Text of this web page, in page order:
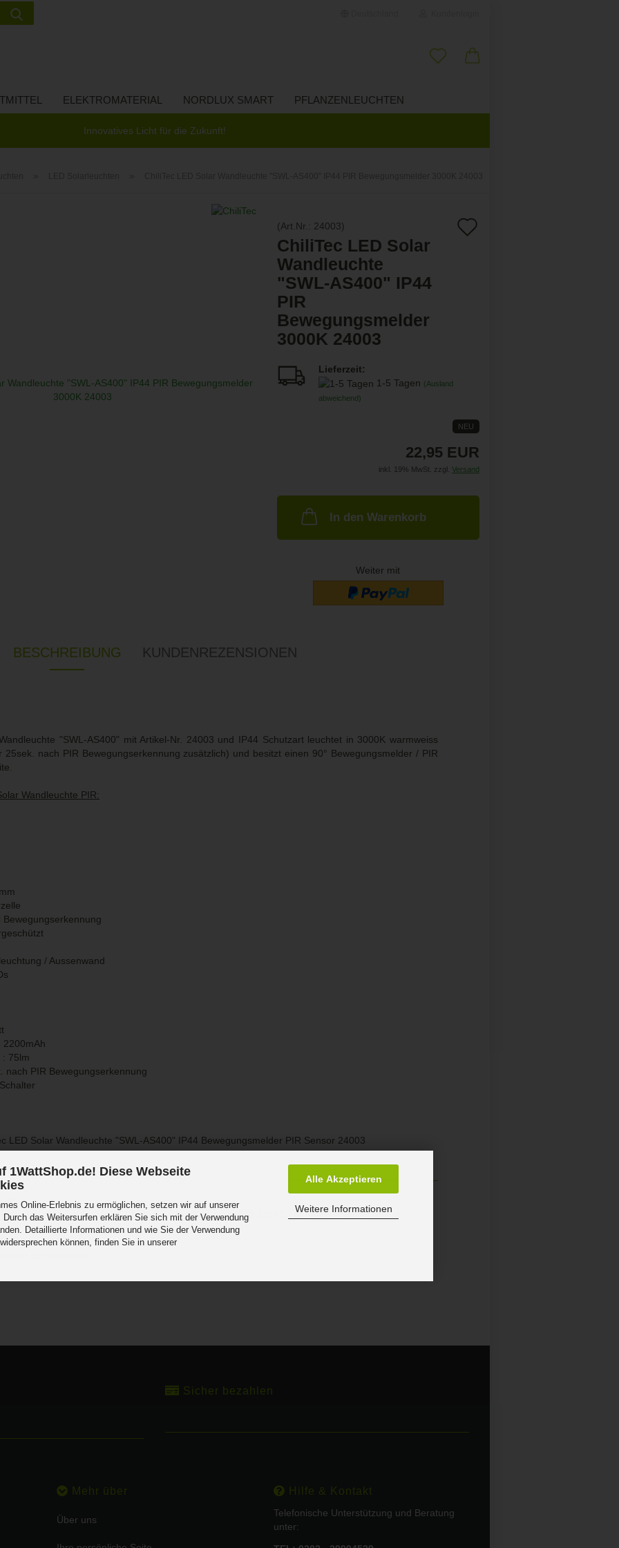
1WattShop.de! Diese Webseite
Online-Erlebnis zu ermöglichen, setzen wir auf unserer
das Weitersurfen erklären Sie sich mit der Verwendung
Detaillierte Informationen und wie Sie der Verwendung
können, finden Sie in unserer
Alle Akzeptieren
Weitere Informationen
Passwort vergessen?
Innovatives Licht für die Zukunft!
ELEKTROMATERIAL NORDLUX SMART PFLANZENLEUCHTEN
(Art.Nr.: 24003)
ChiliTec LED Solar
Wandleuchte
"SWL-AS400" IP44
PIR
Bewegungsmelder
3000K 24003
Lieferzeit:
1-5 Tagen (Ausland
abweichend)
NEU
22,95 EUR
inkl. 19% MwSt. zzgl. Versand
In den Warenkorb
Weiter mit
BESCHREIBUNG KUNDENREZENSIONEN
"SWL-AS400" mit Artikel-Nr. 24003 und IP44 Schutzart leuchtet in 3000K warmweiss
nach PIR Bewegungserkennung zusätzlich) und besitzt einen 90° Bewegungsmelder / PIR
Wandleuchte PIR:
/ Aussenwand
2200mAh
75lm
nach PIR Bewegungserkennung
LED Solar Wandleuchte "SWL-AS400" IP44 Bewegungsmelder PIR Sensor 24003
Chilitec GmbH Bäckerberg 12 38165 Lehre-Essenrode,
DE 25841852
DE98885949
Sicher bezahlen
Mehr über
Über uns
Hilfe & Kontakt
Telefonische Unterstützung und Beratung
unter: